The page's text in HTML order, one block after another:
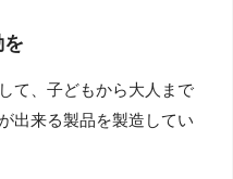
て、子どもから大人まで
出来る製品を製造してい